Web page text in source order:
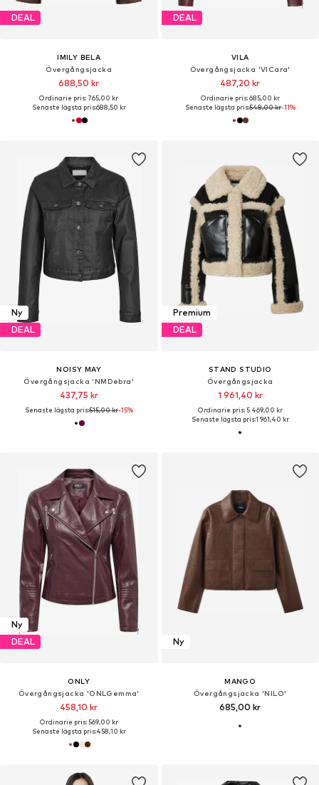
DEAL
IMILY BELA
Övergångsjacka
688,50 kr
Ordinarie pris: 765,00 kr
Senaste lägsta pris:688,50 kr
DEAL
VILA
Övergångsjacka 'VICara'
487,20 kr
Ordinarie pris: 685,00 kr
Senaste lägsta pris:548,00 kr-11%
Ny
DEAL
NOISY MAY
Övergångsjacka 'NMDebra'
437,75 kr
Senaste lägsta pris:515,00 kr-15%
Premium
DEAL
STAND STUDIO
Övergångsjacka
1 961,40 kr
Ordinarie pris: 5 469,00 kr
Senaste lägsta pris:1 961,40 kr
Ny
DEAL
ONLY
Övergångsjacka 'ONLGemma'
458,10 kr
Ordinarie pris: 569,00 kr
Senaste lägsta pris:458,10 kr
Ny
MANGO
Övergångsjacka 'NILO'
685,00 kr